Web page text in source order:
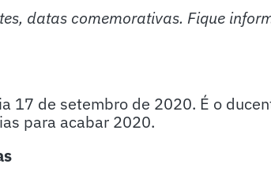
datas comemorativas. Fique
17 de setembro de 2020. É o
para acabar 2020.